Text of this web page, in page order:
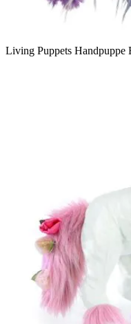
Living Puppets Handpuppe